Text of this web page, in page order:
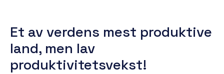
Et av verdens mest produktive
land, men lav
produktivitetsvekst!